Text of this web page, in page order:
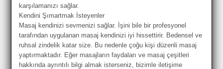
karşılamanızı sağlar.
Kendini Şımartmak İsteyenler
Masaj kendinizi sevmenizi sağlar. İşini bile bir profesyonel
tarafından uygulanan masaj kendinizi iyi hissettirir. Bedensel ve
ruhsal zindelik katar size. Bu nedenle çoğu kişi düzenli masaj
yaptırmaktadır. Eğer masajların faydaları ve masaj çeşitleri
hakkında ayrıntılı bilgi almak isterseniz, bizimle iletişime